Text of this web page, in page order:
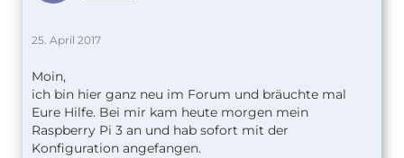
25. April 2017
Moin,
ich bin hier ganz neu im Forum und bräuchte mal
Eure Hilfe. Bei mir kam heute morgen mein
Raspberry Pi 3 an und hab sofort mit der
Konfiguration angefangen.